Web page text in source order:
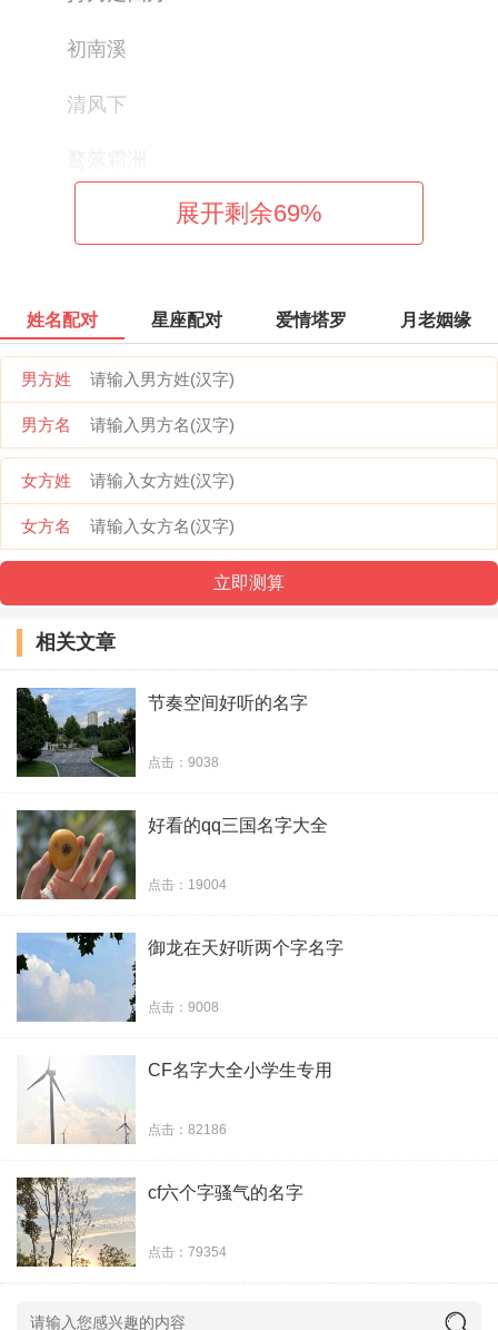
初南溪
清风下
时光缱绻如画
封情舞韵
咫尺天涯间
千里烟泼
倾城红颜醉
残月独殇
笙歌初寒、夜未央
泪剑
拔刀斩苍穹
香魂灼青眼
洛轩凡
凉人暖颜凉
玲珑看月
展开剩余69%
姓名配对 星座配对 爱情塔罗 月老姻缘
男方姓
男方名
女方姓
女方名
相关文章
节奏空间好听的名字
点击：9038
好看的qq三国名字大全
点击：19004
御龙在天好听两个字名字
点击：9008
CF名字大全小学生专用
点击：82186
cf六个字骚气的名字
点击：79354